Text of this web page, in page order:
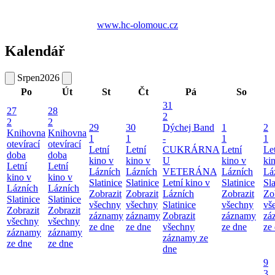
www.hc-olomouc.cz
Kalendář
Srpen2026
Po
Út St Čt Pá
So
27
2
Knihovna
otevírací
doba
Letní
kino v
Lázních
Slatinice
Zobrazit
všechny
záznamy
ze dne
28
2
Knihovna
otevírací
doba
Letní
kino v
Lázních
Slatinice
Zobrazit
všechny
záznamy
ze dne
29
1
Letní
kino v
Lázních
Slatinice
Zobrazit
všechny
záznamy
ze dne
30
1
Letní
kino v
Lázních
Slatinice
Zobrazit
všechny
záznamy
ze dne
31
2
Dýchej Band
-
CUKRÁRNA
U
VETERÁNA
Letní kino v
Lázních
Slatinice
Zobrazit
všechny
záznamy ze
dne
1
1
Letní
kino v
Lázních
Slatinice
Zobrazit
všechny
záznamy
ze dne
2
1
ze
9